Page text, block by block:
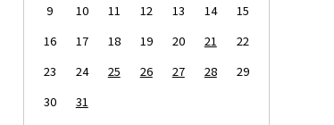
9
10 11 12 13 14
15
16
17 18 19 20 21
22
23
24 25 26 27 28
29
30
31